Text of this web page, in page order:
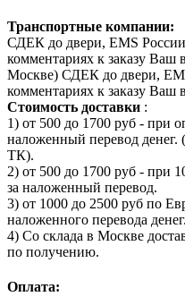
Транспортные компании:
СДЕК до двери, EMS России
комментариях к заказу Ваш
Москве) СДЕК до двери,
комментариях к заказу Ваш
Стоимость доставки :
1) от 500 до 1700 руб - при
наложенный перевод
ТК).
2) от 500 до 1700 руб - при
за наложенный перевод.
3) от 1000 до 2500 руб по
наложенного перевода денег.
4) Со склада в Москве
по получению.
Оплата: